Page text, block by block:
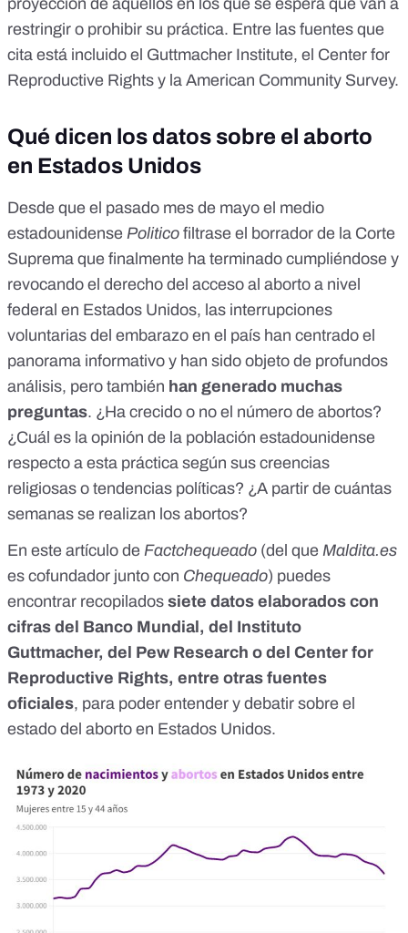
proyección de aquellos en los que se espera que van a
restringir o prohibir su práctica. Entre las fuentes que
cita está incluido el Guttmacher Institute, el Center for
Reproductive Rights y la American Community Survey.
Qué dicen los datos sobre el aborto
en Estados Unidos
Desde que el pasado mes de mayo el medio
estadounidense Politico filtrase el borrador de la Corte
Suprema que finalmente ha terminado cumpliéndose y
revocando el derecho del acceso al aborto a nivel
federal en Estados Unidos, las interrupciones
voluntarias del embarazo en el país han centrado el
panorama informativo y han sido objeto de profundos
análisis, pero también han generado muchas
preguntas. ¿Ha crecido o no el número de abortos?
¿Cuál es la opinión de la población estadounidense
respecto a esta práctica según sus creencias
religiosas o tendencias políticas? ¿A partir de cuántas
semanas se realizan los abortos?
En este artículo de Factchequeado (del que Maldita.es
es cofundador junto con Chequeado) puedes
encontrar recopilados siete datos elaborados con
cifras del Banco Mundial, del Instituto
Guttmacher, del Pew Research o del Center for
Reproductive Rights, entre otras fuentes
oficiales, para poder entender y debatir sobre el
estado del aborto en Estados Unidos.